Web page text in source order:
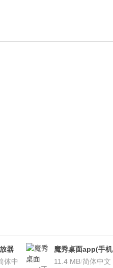
器
体中
魔秀桌面app(手机
桌面软件)v6.8.6
11.4 MB/简体中文